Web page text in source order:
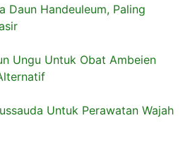
Daun Handeuleum, Paling
Ungu Untuk Obat Ambeien
Untuk Perawatan Wajah